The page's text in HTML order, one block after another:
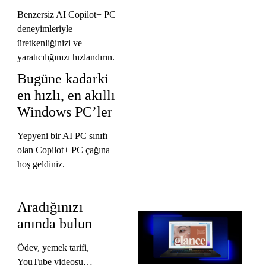
Benzersiz AI Copilot+ PC
deneyimleriyle
üretkenliğinizi ve
yaratıcılığınızı hızlandırın.
Bugüne kadarki
en hızlı, en akıllı
Windows PC’ler
Yepyeni bir AI PC sınıfı
olan Copilot+ PC çağına
hoş geldiniz.
Aradığınızı
anında bulun
Ödev, yemek tarifi,
YouTube videosu…